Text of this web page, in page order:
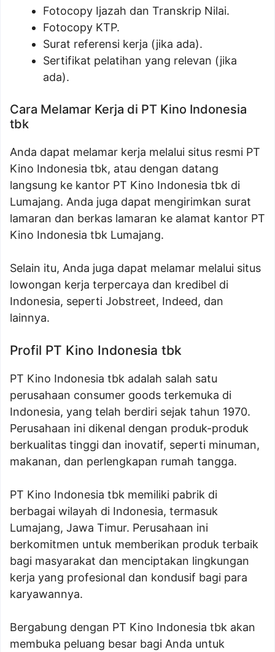
Fotocopy Ijazah dan Transkrip Nilai.
Fotocopy KTP.
Surat referensi kerja (jika ada).
Sertifikat pelatihan yang relevan (jika
ada).
Cara Melamar Kerja di PT Kino Indonesia
tbk
Anda dapat melamar kerja melalui situs resmi PT
Kino Indonesia tbk, atau dengan datang
langsung ke kantor PT Kino Indonesia tbk di
Lumajang. Anda juga dapat mengirimkan surat
lamaran dan berkas lamaran ke alamat kantor PT
Kino Indonesia tbk Lumajang.
Selain itu, Anda juga dapat melamar melalui situs
lowongan kerja terpercaya dan kredibel di
Indonesia, seperti Jobstreet, Indeed, dan
lainnya.
Profil PT Kino Indonesia tbk
PT Kino Indonesia tbk adalah salah satu
perusahaan consumer goods terkemuka di
Indonesia, yang telah berdiri sejak tahun 1970.
Perusahaan ini dikenal dengan produk-produk
berkualitas tinggi dan inovatif, seperti minuman,
makanan, dan perlengkapan rumah tangga.
PT Kino Indonesia tbk memiliki pabrik di
berbagai wilayah di Indonesia, termasuk
Lumajang, Jawa Timur. Perusahaan ini
berkomitmen untuk memberikan produk terbaik
bagi masyarakat dan menciptakan lingkungan
kerja yang profesional dan kondusif bagi para
karyawannya.
Bergabung dengan PT Kino Indonesia tbk akan
membuka peluang besar bagi Anda untuk